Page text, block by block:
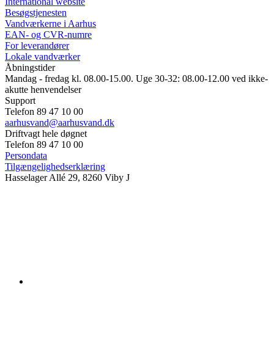
Besøgstjenesten
Vandværkerne i Aarhus
EAN- og CVR-numre
For leverandører
Lokale vandværker
Åbningstider
Mandag - fredag kl. 08.00-15.00. Uge 30-32: 08.00-12.00 ved ikke-
akutte henvendelser
Support
Telefon 89 47 10 00
aarhusvand@aarhusvand.dk
Driftvagt hele døgnet
Telefon 89 47 10 00
Persondata
Tilgængelighedserklæring
Hasselager Allé 29, 8260 Viby J